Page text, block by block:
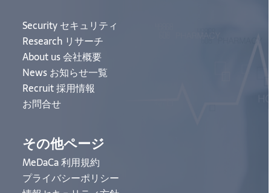
Security セキュリティ
Research リサーチ
About us 会社概要
News お知らせ一覧
Recruit 採用情報
お問合せ
その他ページ
MeDaCa 利用規約
プライバシーポリシー